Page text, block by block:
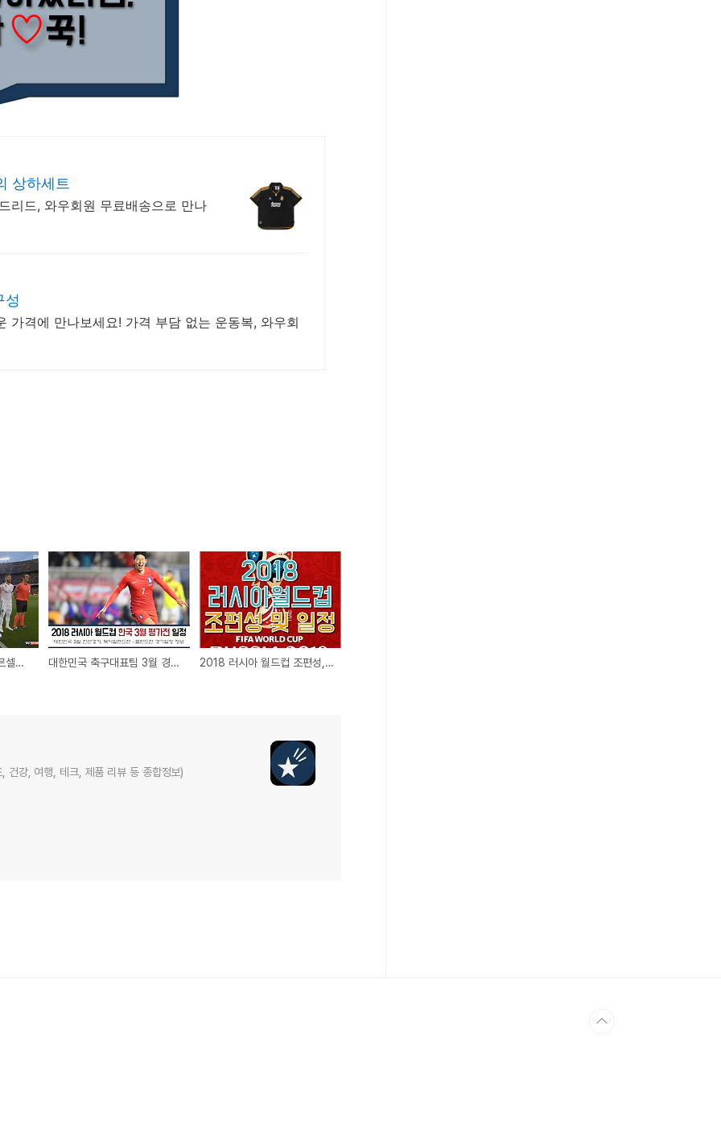
상하세트
리드, 와우회원 무료배송으로 만나
성
가격에 만나보세요! 가격 부담 없는 운동복, 와우회
레알마드리드 vs FC바르셀로나 엘클라시코 무패우승이냐, 저지냐 대한민국 축구대표팀 3월 경기일정(북아일랜드전, 폴란드전) 2018 러시아 월드컵 조편성, 우리나라 속한 F조 국가 및 경기일정
건강, 여행, 테크, 제품 리뷰 등 종합정보)